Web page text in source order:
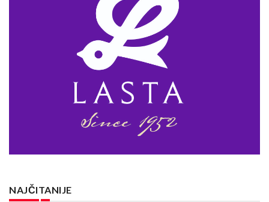
NAJČITANIJE